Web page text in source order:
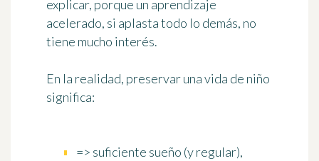
explicar, porque un aprendizaje
acelerado, si aplasta todo lo demás, no
tiene mucho interés.
En la realidad, preservar una vida de niño
significa:
=> suficiente sueño (y regular),